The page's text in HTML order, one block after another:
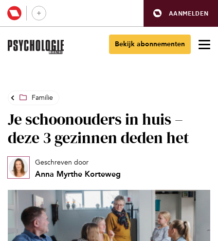
AANMELDEN
Bekijk abonnementen
Familie
Je schoonouders in huis –
deze 3 gezinnen deden het
Geschreven door
Anna Myrthe Korteweg